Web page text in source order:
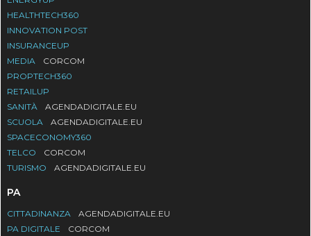
HEALTHTECH360
INNOVATION POST
INSURANCEUP
MEDIA
CORCOM
PROPTECH360
RETAILUP
SANITÀ
AGENDADIGITALE.EU
SCUOLA
AGENDADIGITALE.EU
SPACECONOMY360
TELCO
CORCOM
TURISMO
AGENDADIGITALE.EU
PA
CITTADINANZA
AGENDADIGITALE.EU
PA DIGITALE
CORCOM